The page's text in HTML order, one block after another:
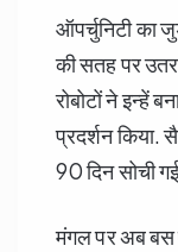
ऑपर्चुनिटी का
की सतह पर
रोबोटों ने इन्हें
प्रदर्शन किया.
90 दिन सोची
मंगल पर अब बस